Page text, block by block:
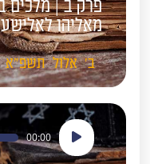
מאליהו לאלישע
ב' אלול תשפ"א
נגן
אודיו
00:00